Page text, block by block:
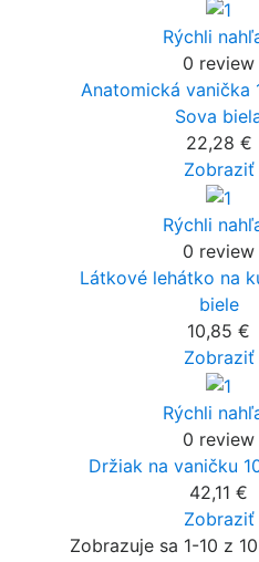
Rýchli
0 review
Anatomická vanička
Sova
22,28 €
Zobraziť
Rýchli
0 review
Látkové lehátko na
biele
10,85 €
Zobraziť
Rýchli
0 review
Držiak na vaničku
42,11 €
Zobraziť
Zobrazuje sa 1-10 z